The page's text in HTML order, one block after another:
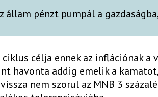
állam pénzt pumpál a
célja ennek az inflációnak a
havonta addig emelik a
nem szorul az MNB 3